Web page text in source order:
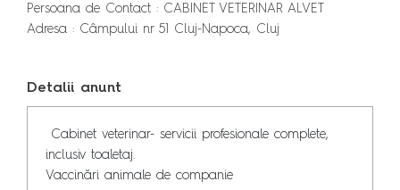
Persoana de Contact : CABINET VETERINAR ALVET
Adresa : Câmpului nr 51 Cluj-Napoca, Cluj
Detalii anunt
inclusiv toaletaj.
Vaccinări animale de companie